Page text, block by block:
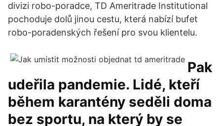
divizi robo-poradce, TD Ameritrade Institutional
pochoduje dolů jinou cestu, která nabízí bufet
robo-poradenských řešení pro svou klientelu.
Pak
udeřila pandemie. Lidé, kteří
během karantény seděli doma
bez sportu, na který by se